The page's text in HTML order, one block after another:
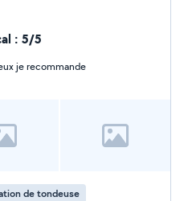
: 5/5
je recommande
de tondeuse